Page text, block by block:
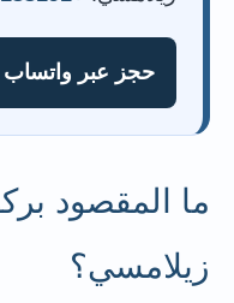
حجز عبر واتساب
ما المقصود
زيلامسي؟